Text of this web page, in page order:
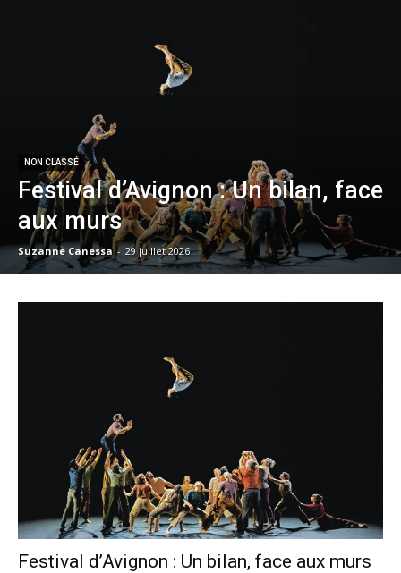
NON CLASSÉ
Festival d’Avignon : Un bilan, face
aux murs
Suzanne Canessa - 29 juillet 2026
Festival d’Avignon : Un bilan, face aux murs